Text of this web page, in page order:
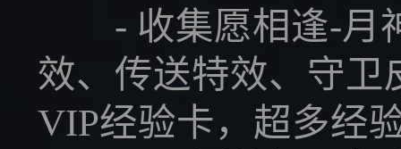
- 收集愿相逢-月神
效、传送特效、守卫
VIP经验卡，超多经